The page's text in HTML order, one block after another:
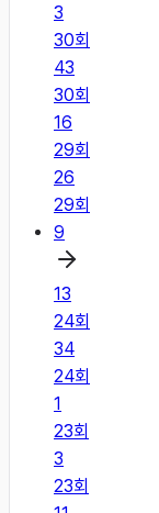
3
30회
43
30회
16
29회
26
29회
9
13
24회
34
24회
1
23회
3
23회